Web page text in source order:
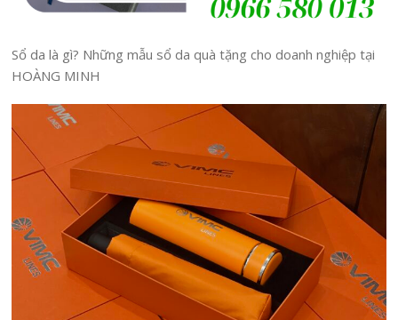
Sổ da là gì? Những mẫu sổ da quà tặng cho doanh nghiệp tại
HOÀNG MINH